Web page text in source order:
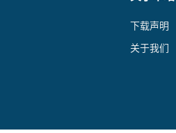
下载声明
关于我们